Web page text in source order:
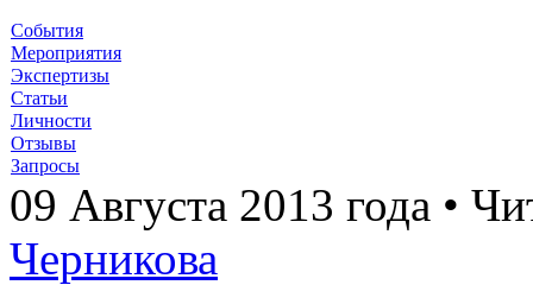
События
Мероприятия
Экспертизы
Статьи
Личности
Отзывы
Запросы
09 Августа 2013 года •
Черникова